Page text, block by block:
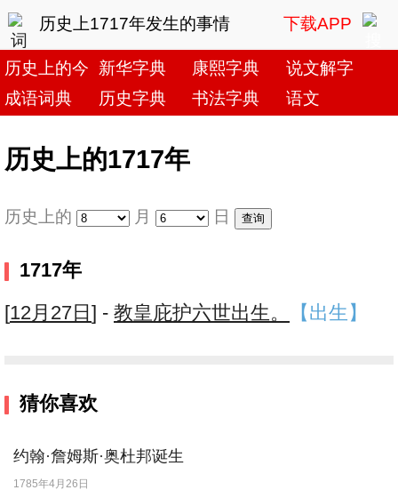
历史上1717年发生的事情 下载APP
历史上的今天新华字典 康熙字典
说文解字
成语词典
历史字典 书法字典 语文
历史上的1717年
历史上的 月 日
1717年
[12月27日 ] - 教皇庇护六世出生。 【出生】
猜你喜欢
约翰·詹姆斯·奥杜邦诞生
1785年4月26日